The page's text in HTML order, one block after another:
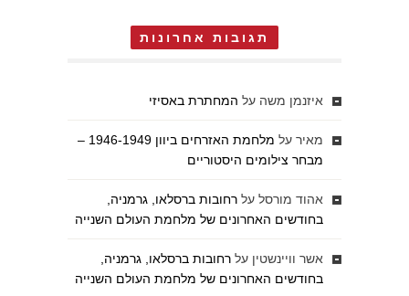
תגובות אחרונות
איזנמן משה על המחתרת באסיזי
מאיר על
מלחמת האזרחים ביוון 1946-1949 –
מבחר צילומים היסטוריים
אהוד מורסל על רחובות ברסלאו, גרמניה,
בחודשים האחרונים של מלחמת העולם השנייה
אשר וויינשטין על רחובות ברסלאו, גרמניה,
בחודשים האחרונים של מלחמת העולם השנייה